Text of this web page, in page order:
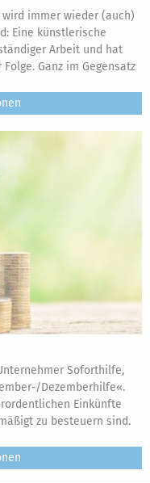
wird immer wieder (auch)
Eine künstlerische
Arbeit und hat
Ganz im Gegensatz
Soforthilfe,
Dezemberhilfe«.
Einkünfte
zu besteuern sind.